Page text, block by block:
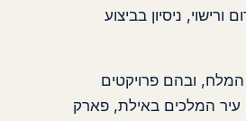
ניסיון בביצוע
ובהם פרויקטים
עיר המלכים באילת, פארק